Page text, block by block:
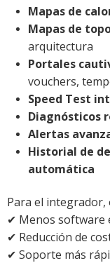
Mapas de
Mapas de
arquitectura
Portales
vouchers,
Speed Test
Diagnósticos
Alertas
Historial de
automática
Para el integrador,
✔ Menos software
✔ Reducción de
✔ Soporte más